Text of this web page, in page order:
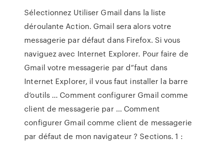
Sélectionnez Utiliser Gmail dans la liste
déroulante Action. Gmail sera alors votre
messagerie par défaut dans Firefox. Si vous
naviguez avec Internet Explorer. Pour faire de
Gmail votre messagerie par d”faut dans
Internet Explorer, il vous faut installer la barre
d’outils … Comment configurer Gmail comme
client de messagerie par ... Comment
configurer Gmail comme client de messagerie
par défaut de mon navigateur ? Sections. 1 :